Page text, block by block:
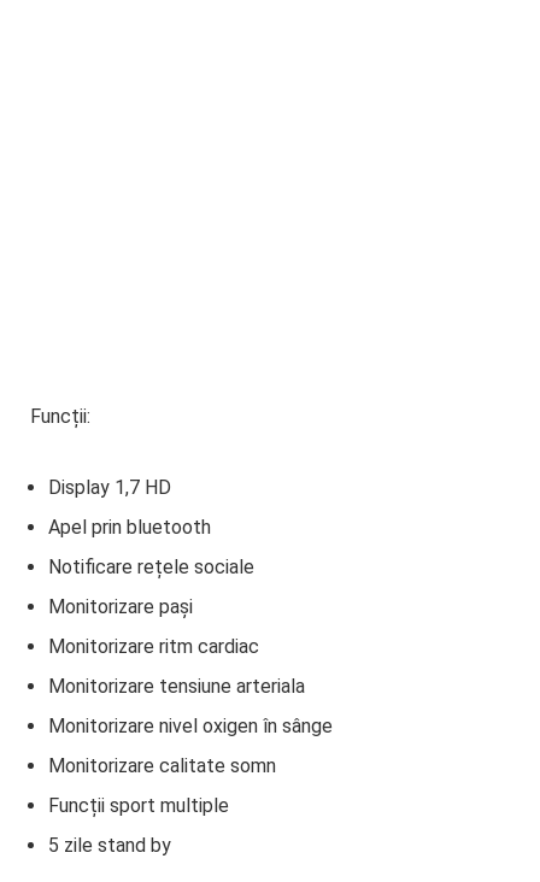
Funcții:
Display 1,7 HD
Apel prin bluetooth
Notificare rețele sociale
Monitorizare pași
Monitorizare ritm cardiac
Monitorizare tensiune arteriala
Monitorizare nivel oxigen în sânge
Monitorizare calitate somn
Funcții sport multiple
5 zile stand by